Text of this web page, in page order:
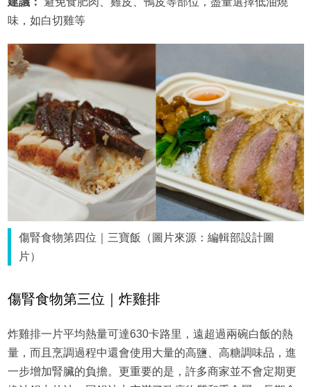
味，如白切雞等
傷腎食物第四位｜三寶飯（圖片來源：編輯部設計圖
片）
傷腎食物第三位｜炸雞排
炸雞排一片平均熱量可達630卡路里，遠超過兩碗白飯的熱
量，而且烹調過程中還會使用大量的高鹽、高糖調味品，進
一步增加腎臟的負擔。更重要的是，許多商家並不會定期更